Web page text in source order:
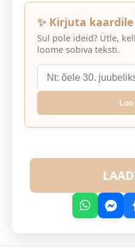
✨ Kirjuta
Sul pole ideid? Ütle,
loome sobiva teksti.